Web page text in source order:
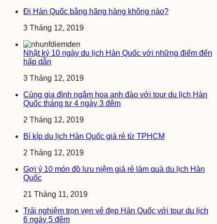
Đi Hàn Quốc bằng hãng hàng không nào?
3 Tháng 12, 2019
Nhật ký 10 ngày du lịch Hàn Quốc với những điểm đến
hấp dẫn
3 Tháng 12, 2019
Cùng gia đình ngắm hoa anh đào với tour du lịch Hàn
Quốc tháng tư 4 ngày 3 đêm
2 Tháng 12, 2019
Bí kíp du lịch Hàn Quốc giá rẻ từ TPHCM
2 Tháng 12, 2019
Gợi ý 10 món đồ lưu niệm giá rẻ làm quà du lịch Hàn
Quốc
21 Tháng 11, 2019
Trải nghiệm trọn vẹn vẻ đẹp Hàn Quốc với tour du lịch
6 ngày 5 đêm